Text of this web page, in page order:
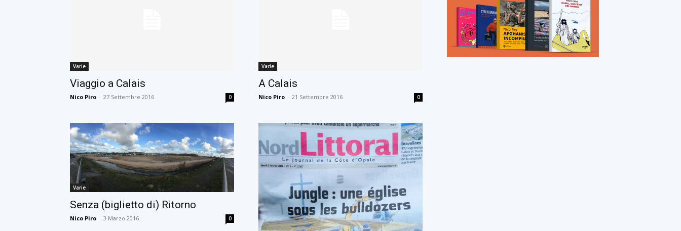
Varie
Viaggio a Calais
Nico Piro - 27 Settembre 2016 0
Varie
A Calais
Nico Piro - 21 Settembre 2016 0
Varie
Senza (biglietto di) Ritorno
Nico Piro - 3 Marzo 2016 0